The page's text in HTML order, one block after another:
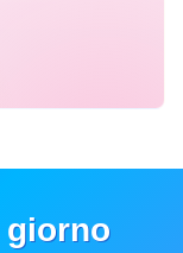
giorno